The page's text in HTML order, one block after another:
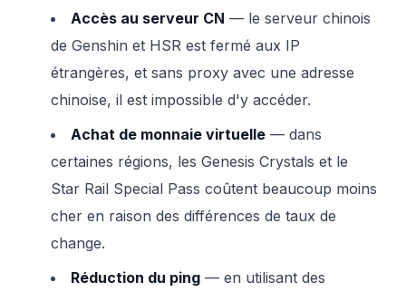
Accès au serveur CN — le serveur chinois
de Genshin et HSR est fermé aux IP
étrangères, et sans proxy avec une adresse
chinoise, il est impossible d'y accéder.
Achat de monnaie virtuelle — dans
certaines régions, les Genesis Crystals et le
Star Rail Special Pass coûtent beaucoup moins
cher en raison des différences de taux de
change.
Réduction du ping — en utilisant des